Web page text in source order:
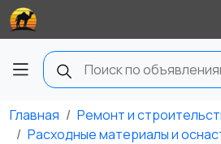
Главная Ремонт и
Расходные материалы и